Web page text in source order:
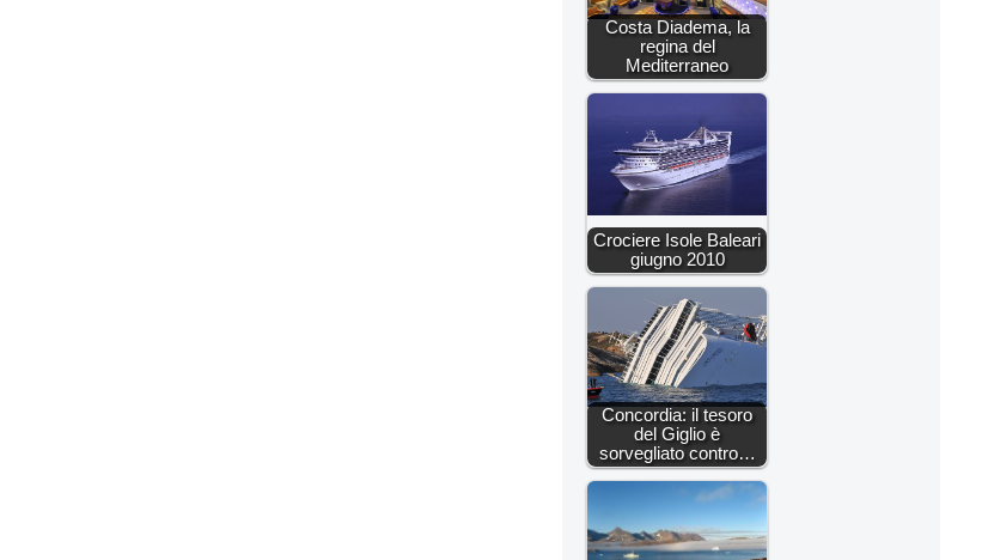
Costa Diadema, la
regina del
Mediterraneo
Crociere Isole Baleari
giugno 2010
Concordia: il tesoro
del Giglio è
sorvegliato contro…